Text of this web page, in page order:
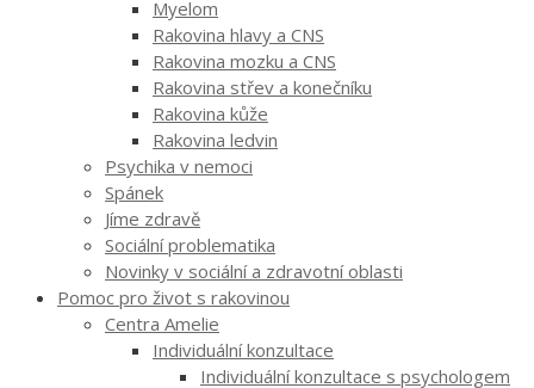
Myelom
Rakovina hlavy a CNS
Rakovina mozku a CNS
Rakovina střev a konečníku
Rakovina kůže
Rakovina ledvin
Psychika v nemoci
Spánek
Jíme zdravě
Sociální problematika
Novinky v sociální a zdravotní oblasti
Pomoc pro život s rakovinou
Centra Amelie
Individuální konzultace
Individuální konzultace s psychologem